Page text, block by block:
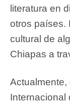
literatura en
otros países.
cultural de
Chiapas a
Actualmente,
Internacional